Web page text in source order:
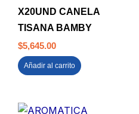
X20UND CANELA
TISANA BAMBY
$5,645.00
Añadir al carrito